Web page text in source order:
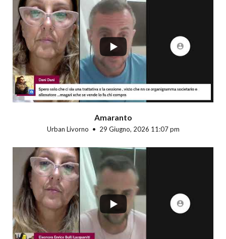
Amaranto
Urban Livorno 29 Giugno, 2026 11:07 pm